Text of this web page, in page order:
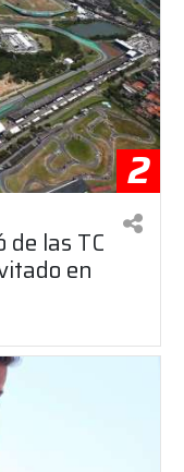
2
de las TC
en